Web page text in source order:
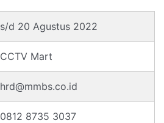
s/d 20 Agustus 2022
CCTV Mart
hrd@mmbs.co.id
0812 8735 3037